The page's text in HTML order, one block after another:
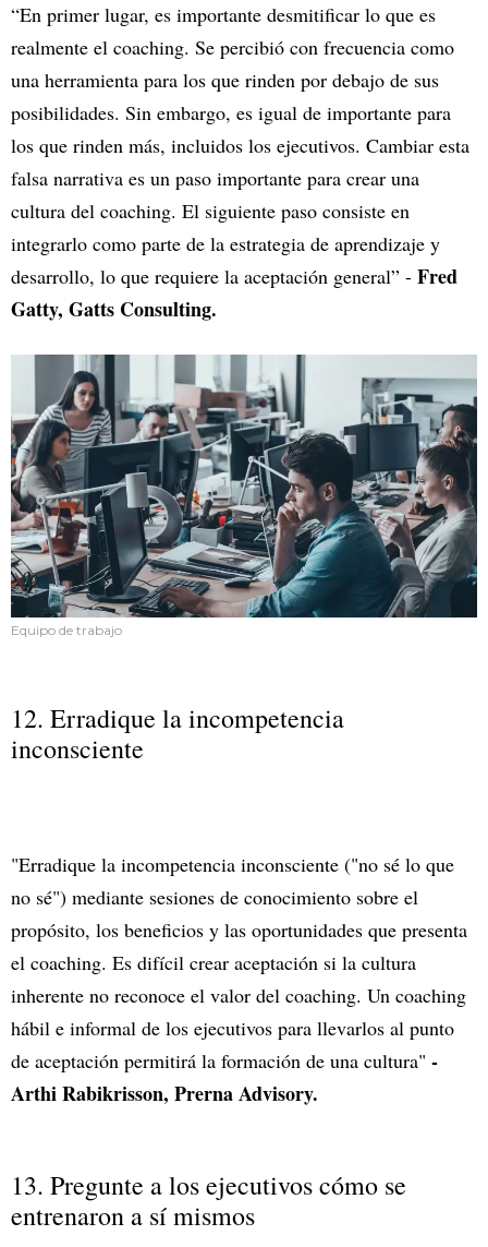
“En primer lugar, es importante desmitificar lo que es
realmente el coaching. Se percibió con frecuencia como
una herramienta para los que rinden por debajo de sus
posibilidades. Sin embargo, es igual de importante para
los que rinden más, incluidos los ejecutivos. Cambiar esta
falsa narrativa es un paso importante para crear una
cultura del coaching. El siguiente paso consiste en
integrarlo como parte de la estrategia de aprendizaje y
desarrollo, lo que requiere la aceptación general” - Fred
Gatty, Gatts Consulting.
Equipo de trabajo
12. Erradique la incompetencia
inconsciente
"Erradique la incompetencia inconsciente ("no sé lo que
no sé") mediante sesiones de conocimiento sobre el
propósito, los beneficios y las oportunidades que presenta
el coaching. Es difícil crear aceptación si la cultura
inherente no reconoce el valor del coaching. Un coaching
hábil e informal de los ejecutivos para llevarlos al punto
de aceptación permitirá la formación de una cultura" -
Arthi Rabikrisson, Prerna Advisory.
13. Pregunte a los ejecutivos cómo se
entrenaron a sí mismos